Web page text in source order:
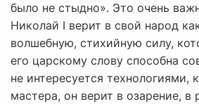
было не стыдно». Это очень
Николай I верит в свой народ
волшебную, стихийную силу,
его царскому слову способна
не интересуется технологиями,
мастера, он верит в озарение, в